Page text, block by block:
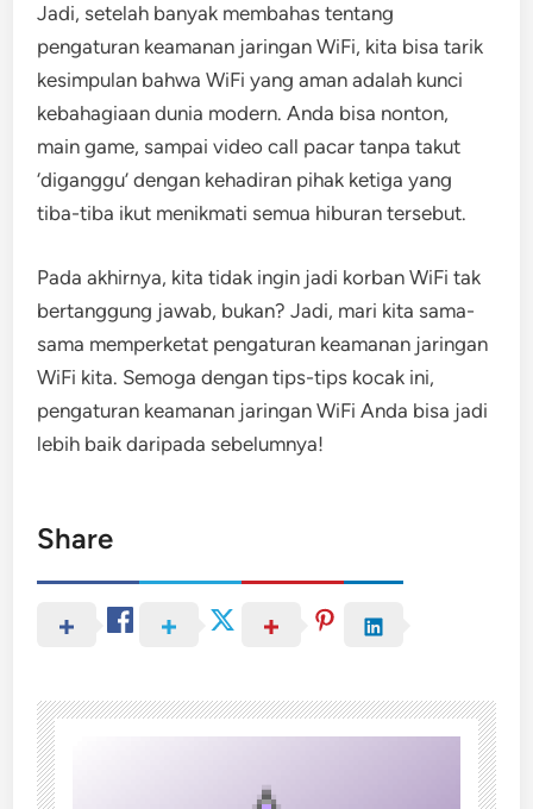
Jadi, setelah banyak membahas tentang
pengaturan keamanan jaringan WiFi, kita bisa tarik
kesimpulan bahwa WiFi yang aman adalah kunci
kebahagiaan dunia modern. Anda bisa nonton,
main game, sampai video call pacar tanpa takut
‘diganggu’ dengan kehadiran pihak ketiga yang
tiba-tiba ikut menikmati semua hiburan tersebut.
Pada akhirnya, kita tidak ingin jadi korban WiFi tak
bertanggung jawab, bukan? Jadi, mari kita sama-
sama memperketat pengaturan keamanan jaringan
WiFi kita. Semoga dengan tips-tips kocak ini,
pengaturan keamanan jaringan WiFi Anda bisa jadi
lebih baik daripada sebelumnya!
Share